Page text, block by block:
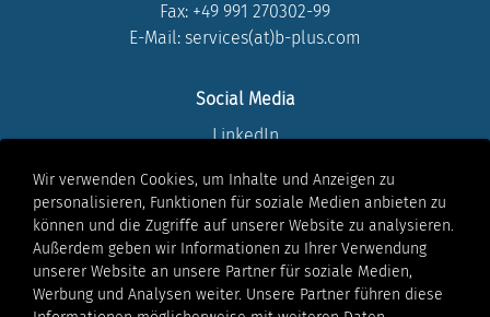
Fax: +49 991 270302-99
E-Mail: services(at)b-plus.com
Social Media
LinkedIn
Youtube
Facebook
Xing
Rechtliches
Wir verwenden Cookies, um Inhalte und Anzeigen zu
personalisieren, Funktionen für soziale Medien anbieten zu
können und die Zugriffe auf unserer Website zu analysieren.
Außerdem geben wir Informationen zu Ihrer Verwendung
unserer Website an unsere Partner für soziale Medien,
Werbung und Analysen weiter. Unsere Partner führen diese